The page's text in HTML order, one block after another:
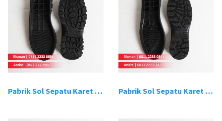
Pabrik Sol Sepatu Karet Bandung 11 Pabrik Sol Sepatu Karet Bandung 12